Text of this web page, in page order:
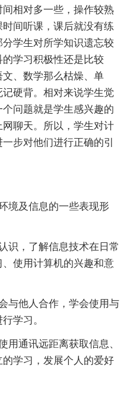
相对多一些，操作较熟
间听课，课后就没有练
学生对所学知识遗忘较
学习积极性还是比较
、数学那么枯燥、单
硬背。相对来说学生觉
问题就是学生感兴趣的
聊天。所以，学生对计
步对他们进行正确的引
境及信息的一些表现形
识，了解信息技术在日常
使用计算机的兴趣和意
与他人合作，学会使用与
学习。
用通讯远距离获取信息、
学习，发展个人的爱好